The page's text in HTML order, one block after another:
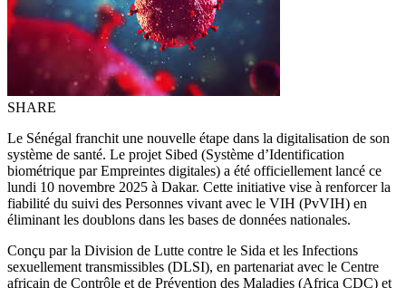
SHARE
Le Sénégal franchit une nouvelle étape dans la digitalisation de son
système de santé. Le projet Sibed (Système d’Identification
biométrique par Empreintes digitales) a été officiellement lancé ce
lundi 10 novembre 2025 à Dakar. Cette initiative vise à renforcer la
fiabilité du suivi des Personnes vivant avec le VIH (PvVIH) en
éliminant les doublons dans les bases de données nationales.
Conçu par la Division de Lutte contre le Sida et les Infections
sexuellement transmissibles (DLSI), en partenariat avec le Centre
africain de Contrôle et de Prévention des Maladies (Africa CDC) et